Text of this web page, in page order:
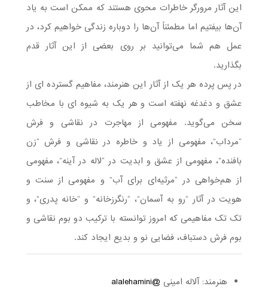
این آثار مرورگر خاطرات محوی هستند که ممکن است به یاد
آن‌ها بیفتیم اما مطمئناً آن‌ها را دوباره زندگی خواهیم کرد، در
عمل هم شما می‌توانید بر روی بعضی از این آثار قدم
بگذارید.
در پس پرده هر یک از آثار این هنرمند، مفاهیم گسترده ای از
عشق و دغدغه نهفته است و هر یک به شیوه ای با مخاطب
سخن می‌گوید. مفهومی از مهاجرت در نقاشی و فرش
“مرداب”، مفهومی از یاد و خاطره در نقاشی و فرش “زن
بافنده”، مفهومی از عشق و ابدیت در “لاله در آینه”، مفهومی
از هم‌خواهی در “مرثیه‌ای برای آب” و مفهومی از سنت و
هویت در آثار “رو به آسمان”، “رنگرزخانه” و “خانه پدری”، و
تک تک مفاهیمی که امروز توانسته با ترکیب دو بوم نقاشی و
بوم فرش دستباف، فضایی نو و بدیع ایجاد کند.
هنرمند: آلاله امینی @alalehamini